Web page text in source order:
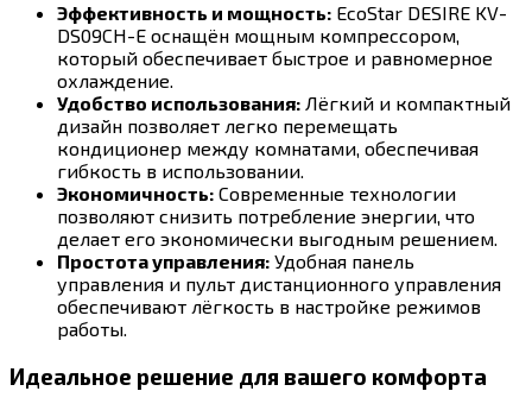
Эффективность и мощность: EcoStar DESIRE KV-
DS09CH-E оснащён мощным компрессором,
который обеспечивает быстрое и равномерное
охлаждение.
Удобство использования: Лёгкий и компактный
дизайн позволяет легко перемещать
кондиционер между комнатами, обеспечивая
гибкость в использовании.
Экономичность: Современные технологии
позволяют снизить потребление энергии, что
делает его экономически выгодным решением.
Простота управления: Удобная панель
управления и пульт дистанционного управления
обеспечивают лёгкость в настройке режимов
работы.
Идеальное решение для вашего комфорта